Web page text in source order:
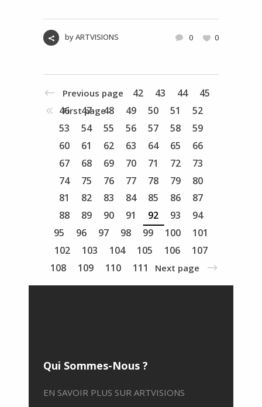
byARTVISIONS 0 0
First page
Previous page 42 43 44
45
46
47 48 49 50 51
52
53
54 55 56 57 58
59
60
61 62 63 64 65
66
67
68 69 70 71 72
73
74
75 76 77 78 79
80
81
82 83 84 85 86
87
88
89 90 91 92 93
94
95
96 97 98 99 100
101
102
103 104 105 106
107
108
109 110 111 Next page
Qui Sommes-Nous ?
EN SAVOIR PLUS SUR ARTVISIONS